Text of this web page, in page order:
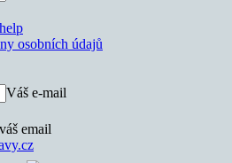
osobních údajů
Váš e-mail
email